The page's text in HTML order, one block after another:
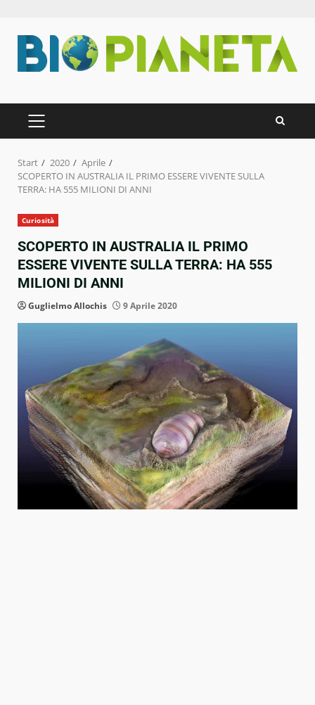
Inhalt
springen
PRIMÄRES
MENÜ
Start 2020
Aprile
SCOPERTO IN AUSTRALIA IL PRIMO ESSERE VIVENTE SULLA
TERRA: HA 555 MILIONI DI ANNI
Curiosità
SCOPERTO IN AUSTRALIA IL PRIMO
ESSERE VIVENTE SULLA TERRA: HA 555
MILIONI DI ANNI
Guglielmo Allochis 9 Aprile 2020